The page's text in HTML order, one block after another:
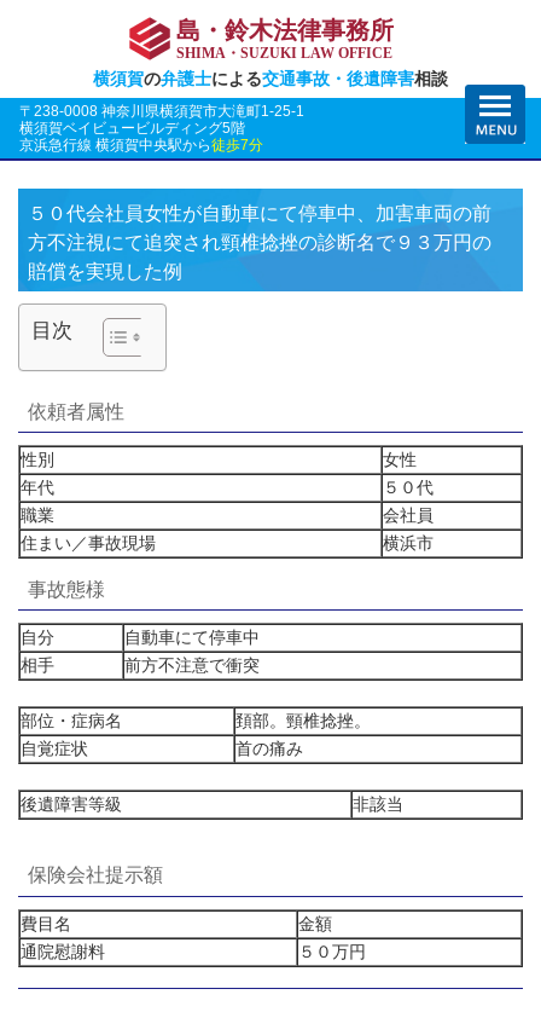
島・鈴木法律事務所
SHIMA・SUZUKI LAW OFFICE
横須賀の弁護士による交通事故・後遺障害相談
〒238-0008 神奈川県横須賀市大滝町1-25-1
横須賀ベイビュービルディング5階
京浜急行線 横須賀中央駅から徒歩7分
５０代会社員女性が自動車にて停車中、加害車両の前
方不注視にて追突され頸椎捻挫の診断名で９３万円の
賠償を実現した例
目次
依頼者属性
性別
女性
年代
５０代
職業
会社員
住まい／事故現場
横浜市
事故態様
自分
自動車にて停車中
相手
前方不注意で衝突
部位・症病名
頚部。頸椎捻挫。
自覚症状
首の痛み
後遺障害等級 非該当
保険会社提示額
費目名
金額
通院慰謝料
５０万円